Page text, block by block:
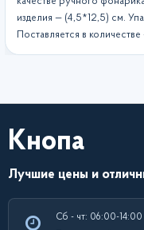
изделия — (4,5*12,5) см.
Поставляется в
Кнопа
Лучшие цены и
Сб - чт: 06:00-14:00